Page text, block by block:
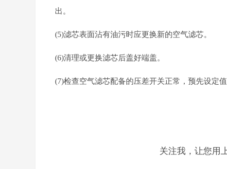
出。
(5)滤芯表面沾有油污时应更换新的空气滤芯。
(6)清理或更换滤芯后盖好端盖。
(7)检查空气滤芯配备的压差开关正常，预先设定
关注我，让您用